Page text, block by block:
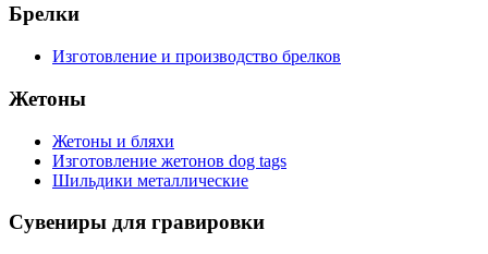
Брелки
Изготовление и производство брелков
Жетоны
Жетоны и бляхи
Изготовление жетонов dog tags
Шильдики металлические
Сувениры для гравировки